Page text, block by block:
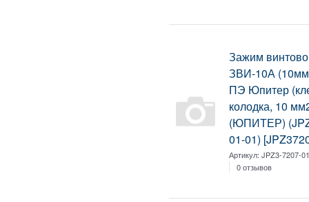
Зажим
ЗВИ-10А
ПЭ Юпитер
колодка, 10
(ЮПИТЕР)
01-01)
Артикул:JPZ3-7207-
0 отзывов